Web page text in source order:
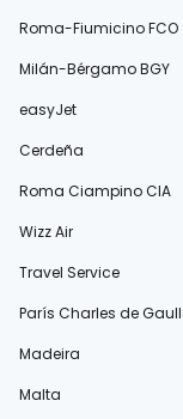
Roma-Fiumicino FCO
Milán-Bérgamo BGY
easyJet
Cerdeña
Roma Ciampino CIA
Wizz Air
Travel Service
París Charles de
Madeira
Malta